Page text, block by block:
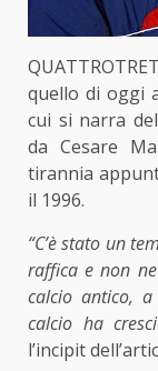
quello di oggi
cui si narra
da Cesare
tirannia
il 1996.
“C’è stato un
raffica e non
calcio antico,
calcio ha
l’incipit